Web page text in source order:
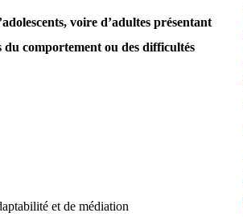
voire d’adultes présentant
du comportement ou des difficultés
et de médiation